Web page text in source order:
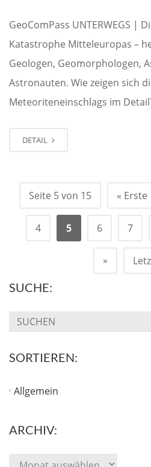
GeoComPass UNTERWEGS |
Katastrophe Mitteleuropas –
Geologen, Geomorphologen,
Astronauten. Wie zeigen sich
Meteoriteneinschlags im
DETAIL
Seite 5 von 15 « Erste
4 5 6 7
»
SUCHE:
SORTIEREN:
Allgemein
ARCHIV: